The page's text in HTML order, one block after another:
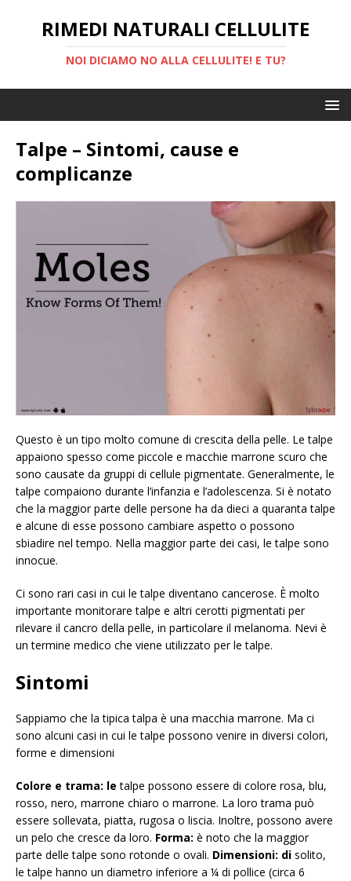
RIMEDI NATURALI CELLULITE
NOI DICIAMO NO ALLA CELLULITE! E TU?
Talpe – Sintomi, cause e
complicanze
Questo è un tipo molto comune di crescita della pelle. Le talpe
appaiono spesso come piccole e macchie marrone scuro che
sono causate da gruppi di cellule pigmentate. Generalmente, le
talpe compaiono durante l’infanzia e l’adolescenza. Si è notato
che la maggior parte delle persone ha da dieci a quaranta talpe
e alcune di esse possono cambiare aspetto o possono
sbiadire nel tempo. Nella maggior parte dei casi, le talpe sono
innocue.
Ci sono rari casi in cui le talpe diventano cancerose. È molto
importante monitorare talpe e altri cerotti pigmentati per
rilevare il cancro della pelle, in particolare il melanoma. Nevi è
un termine medico che viene utilizzato per le talpe.
Sintomi
Sappiamo che la tipica talpa è una macchia marrone. Ma ci
sono alcuni casi in cui le talpe possono venire in diversi colori,
forme e dimensioni
Colore e trama: le talpe possono essere di colore rosa, blu,
rosso, nero, marrone chiaro o marrone. La loro trama può
essere sollevata, piatta, rugosa o liscia. Inoltre, possono avere
un pelo che cresce da loro. Forma: è noto che la maggior
parte delle talpe sono rotonde o ovali. Dimensioni: di solito,
le talpe hanno un diametro inferiore a ¼ di pollice (circa 6